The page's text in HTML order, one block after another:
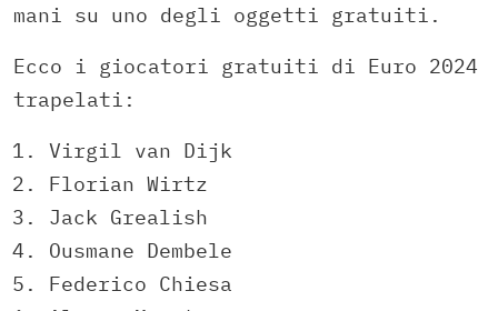
mani su uno degli oggetti gratuiti.
Ecco i giocatori gratuiti di Euro 2024
trapelati:
Virgil van Dijk
Florian Wirtz
Jack Grealish
Ousmane Dembele
Federico Chiesa